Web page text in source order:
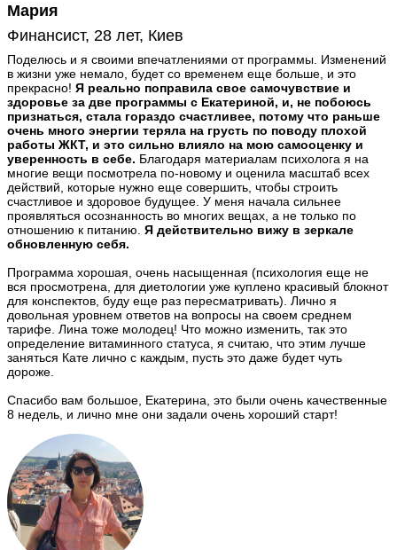
Мария
Финансист, 28 лет, Киев
Поделюсь и я своими впечатлениями от программы. Изменений
в жизни уже немало, будет со временем еще больше, и это
прекрасно! Я реально поправила свое самочувствие и
здоровье за две программы с Екатериной, и, не побоюсь
признаться, стала гораздо счастливее, потому что раньше
очень много энергии теряла на грусть по поводу плохой
работы ЖКТ, и это сильно влияло на мою самооценку и
уверенность в себе. Благодаря материалам психолога я на
многие вещи посмотрела по-новому и оценила масштаб всех
действий, которые нужно еще совершить, чтобы строить
счастливое и здоровое будущее. У меня начала сильнее
проявляться осознанность во многих вещах, а не только по
отношению к питанию. Я действительно вижу в зеркале
обновленную себя.
Программа хорошая, очень насыщенная (психология еще не
вся просмотрена, для диетологии уже куплено красивый блокнот
для конспектов, буду еще раз пересматривать). Лично я
довольная уровнем ответов на вопросы на своем среднем
тарифе. Лина тоже молодец! Что можно изменить, так это
определение витаминного статуса, я считаю, что этим лучше
заняться Кате лично с каждым, пусть это даже будет чуть
дороже.
Спасибо вам большое, Екатерина, это были очень качественные
8 недель, и лично мне они задали очень хороший старт!